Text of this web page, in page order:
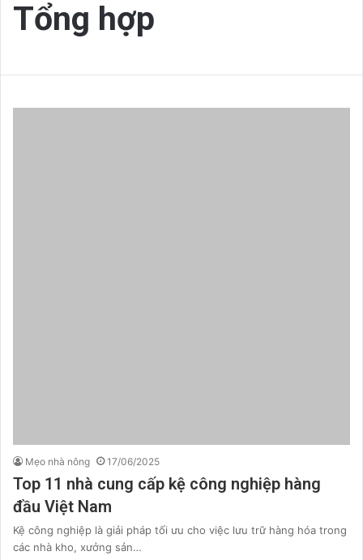
Tổng hợp
Mẹo nhà nông 17/06/2025
Top 11 nhà cung cấp kệ công nghiệp hàng
đầu Việt Nam
Kệ công nghiệp là giải pháp tối ưu cho việc lưu trữ hàng hóa trong
các nhà kho, xưởng sản…